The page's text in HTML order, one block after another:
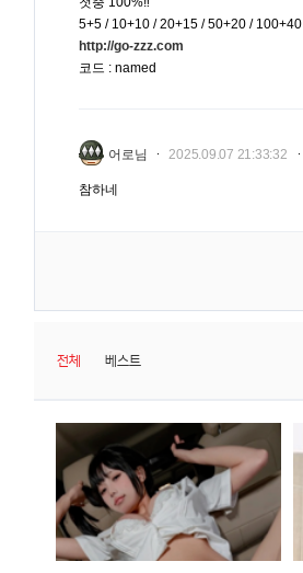
5+5 / 10+10 / 20+15 / 50+20 / 100+40
http://go-zzz.com
코드 : named
어로님 2025.09.07 21:33:32
참하네
전체 베스트